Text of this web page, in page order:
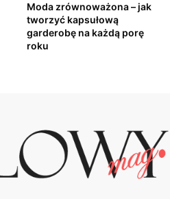
Moda zrównoważona – jak
tworzyć kapsułową
garderobę na każdą porę
roku